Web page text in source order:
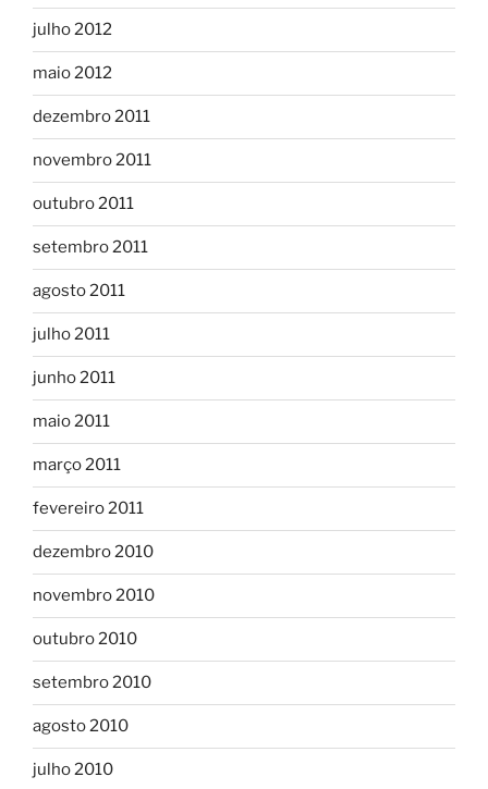
julho 2012
maio 2012
dezembro 2011
novembro 2011
outubro 2011
setembro 2011
agosto 2011
julho 2011
junho 2011
maio 2011
março 2011
fevereiro 2011
dezembro 2010
novembro 2010
outubro 2010
setembro 2010
agosto 2010
julho 2010